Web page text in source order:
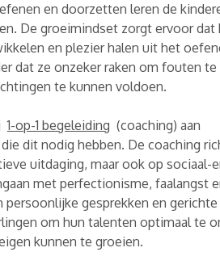
en doorzetten leren de
De groeimindset zorgt ervoor dat
en plezier halen uit het
dat ze onzeker raken om fouten
te kunnen voldoen.
1-op-1 begeleiding (coaching) aan
dit nodig hebben. De coaching
uitdaging, maar ook op sociaal-
met perfectionisme, faalangst
gesprekken en gerichte
om hun talenten optimaal te
kunnen te groeien.